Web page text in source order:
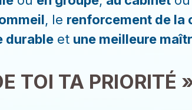
, le renforcement de la
durable et une meilleure
TOI TA PRIORITÉ